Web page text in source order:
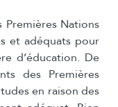
Premières Nations
et adéquats pour
d’éducation. De
des Premières
en raison des